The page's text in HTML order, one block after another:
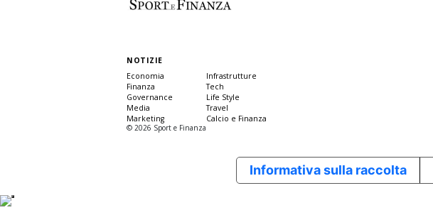
NOTIZIE
Economia
Finanza
Governance
Media
Marketing
Infrastrutture
Tech
Life Style
Travel
Calcio e Finanza
© 2026 Sport e Finanza
Informativa sulla raccolta